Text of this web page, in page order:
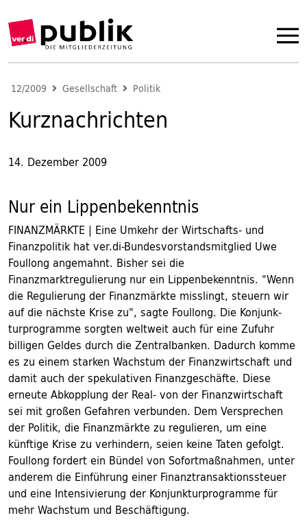
12/2009 Gesellschaft Politik
Kurznachrichten
14. Dezember 2009
Nur ein Lippenbekenntnis
FINANZMÄRKTE | Eine Umkehr der Wirtschafts- und
Finanzpolitik hat ver.di-Bundesvorstandsmitglied Uwe
Foullong angemahnt. Bisher sei die
Finanzmarktregulierung nur ein Lippenbekenntnis. "Wenn
die Regulierung der Finanzmärkte misslingt, steuern wir
auf die nächste Krise zu", sagte Foullong. Die Konjunk-
turprogramme sorgten weltweit auch für eine Zufuhr
billigen Geldes durch die Zentralbanken. Dadurch komme
es zu einem starken Wachstum der Finanzwirtschaft und
damit auch der spekulativen Finanzgeschäfte. Diese
erneute Abkopplung der Real- von der Finanzwirtschaft
sei mit großen Gefahren verbunden. Dem Versprechen
der Politik, die Finanzmärkte zu regulieren, um eine
künftige Krise zu verhindern, seien keine Taten gefolgt.
Foullong fordert ein Bündel von Sofortmaßnahmen, unter
anderem die Einführung einer Finanztransaktionssteuer
und eine Intensivierung der Konjunkturprogramme für
mehr Wachstum und Beschäftigung.